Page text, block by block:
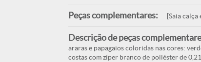
Peças complementares: [Saia calça
Descrição de peças
araras e papagaios coloridas nas cores:
costas com zíper branco de poliéster de